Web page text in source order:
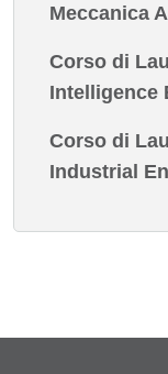
Meccanica
Corso di
Intelligence
Corso di
Industrial